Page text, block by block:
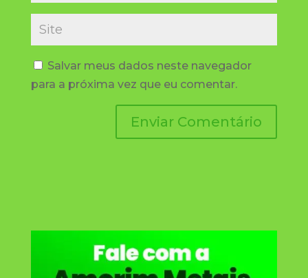
Salvar meus dados neste navegador
para a próxima vez que eu comentar.